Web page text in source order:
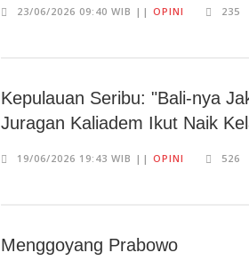
23/06/2026 09:40 WIB || OPINI 235
Kepulauan Seribu: "Bali-nya
Juragan Kaliadem Ikut Naik
19/06/2026 19:43 WIB || OPINI 526
Menggoyang Prabowo